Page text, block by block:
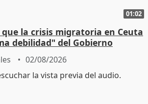
01:02
la crisis migratoria en Ceuta
debilidad" del Gobierno
02/08/2026